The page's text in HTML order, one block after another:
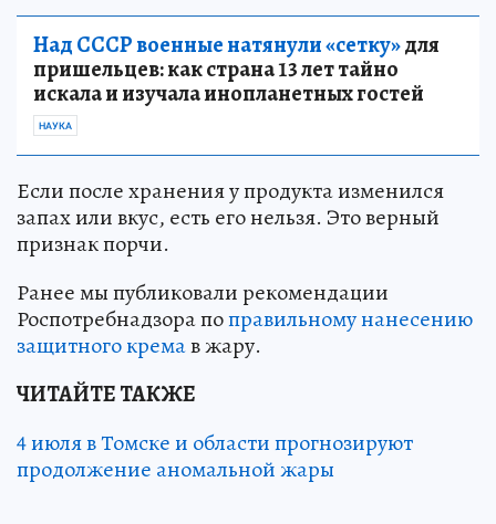
Над СССР военные натянули «сетку»для
пришельцев: как страна 13 лет тайно
искала и изучала инопланетных гостей
НАУКА
Если после хранения у продукта изменился
запах или вкус, есть его нельзя. Это верный
признак порчи.
Ранее мы публиковали рекомендации
Роспотребнадзора поправильному нанесению
защитного кремав жару.
ЧИТАЙТЕ ТАКЖЕ
4 июля в Томске и области прогнозируют
продолжение аномальной жары